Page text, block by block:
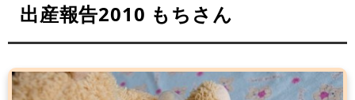
出産報告2010 もちさん